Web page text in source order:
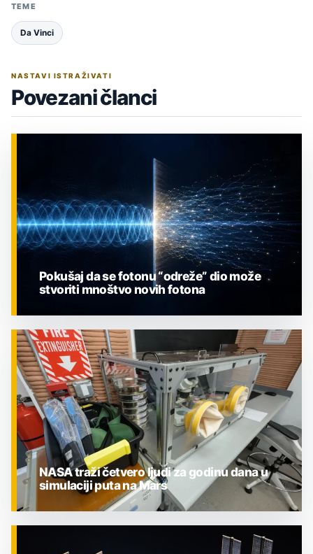
TEME
Da Vinci
NASTAVI ISTRAŽIVATI
Povezani članci
ZNANOST
Pokušaj da se fotonu “odreže” dio može
stvoriti mnoštvo novih fotona
NASA traži četvero ljudi za godinu dana u
simulaciji puta na Mars